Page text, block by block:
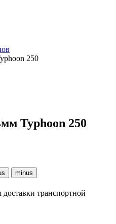
250
Typhoon 250
транспортной